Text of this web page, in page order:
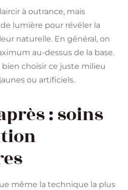
à outrance, mais
lumière pour révéler la
naturelle. En général, on
au-dessus de la base.
choisir ce juste milieu
ou artificiels.
: soins
même la technique la plus